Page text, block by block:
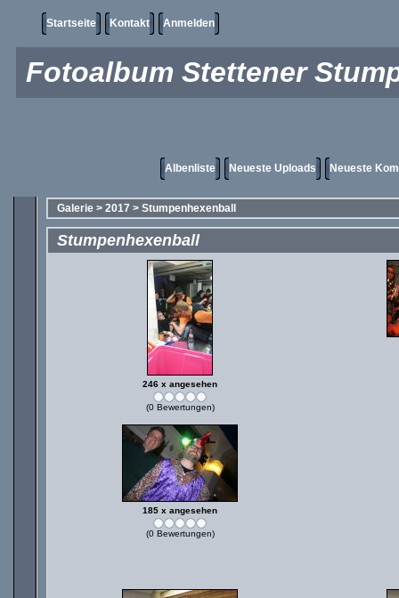
Startseite Kontakt Anmelden
Fotoalbum Stettener
Albenliste Neueste Uploads Neueste
Galerie > 2017 > Stumpenhexenball
Stumpenhexenball
246 x angesehen
(0 Bewertungen)
185 x angesehen
(0 Bewertungen)